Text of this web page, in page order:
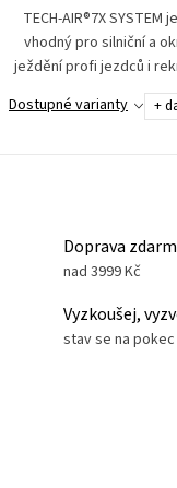
TECH-AIR®7X SYSTEM
vhodný pro silniční a
ježdění profi jezdců i
nadšenců sportovní
Poskytuje komplexní
Dostupné varianty +
Doprava
nad 3999 Kč
Vyzkoušej,
stav se na pokec